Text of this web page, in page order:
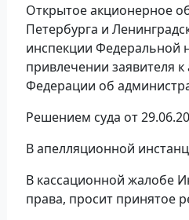
Открытое акционерное
Петербурга и
инспекции Федеральной
привлечении заявителя
Федерации об
Решением суда от
В апелляционной
В кассационной жалобе
права, просит принятое